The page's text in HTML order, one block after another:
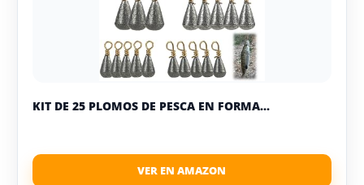
KIT DE 25 PLOMOS DE PESCA EN FORMA...